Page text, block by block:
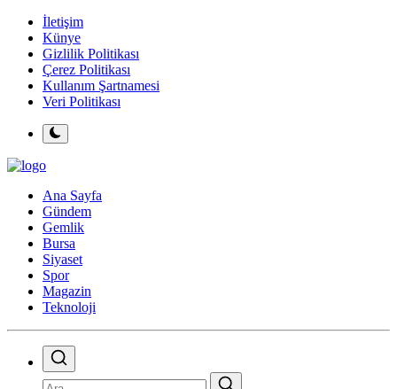
İletişim
Künye
Gizlilik Politikası
Çerez Politikası
Kullanım Şartnamesi
Veri Politikası
Ana Sayfa
Gündem
Gemlik
Bursa
Siyaset
Spor
Magazin
Teknoloji